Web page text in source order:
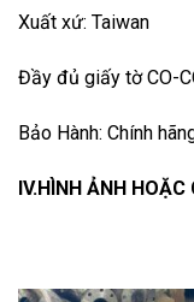
Xuất xứ: Taiwan
Đầy đủ giấy tờ CO-
Bảo Hành: Chính
IV.HÌNH ẢNH HOẶC